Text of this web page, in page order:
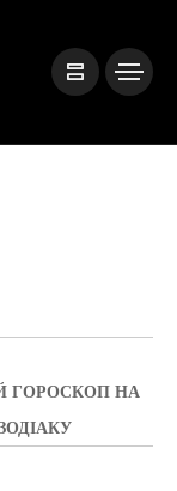
ГОРОСКОП НА